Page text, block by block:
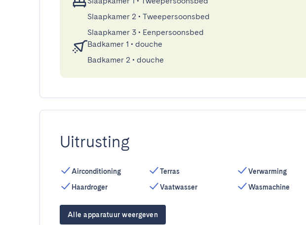
Slaapkamer 2 • Tweepersoonsbed
Slaapkamer 3 • Eenpersoonsbed
Badkamer 1 • douche
Badkamer 2 • douche
Uitrusting
Airconditioning
Haardroger
Terras
Vaatwasser
Verwarming
Wasmachine
Alle apparatuur weergeven